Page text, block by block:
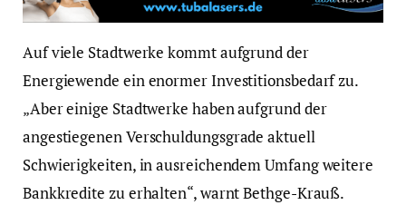
Auf viele Stadtwerke kommt aufgrund der
Energiewende ein enormer Investitionsbedarf zu.
„Aber einige Stadtwerke haben aufgrund der
angestiegenen Verschuldungsgrade aktuell
Schwierigkeiten, in ausreichendem Umfang weitere
Bankkredite zu erhalten“, warnt Bethge-Krauß.